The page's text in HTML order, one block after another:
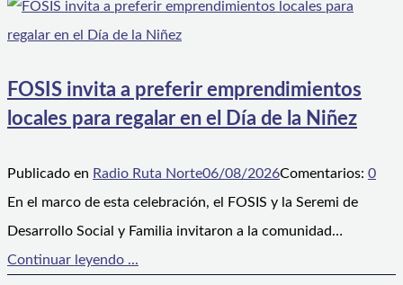
FOSIS invita a preferir emprendimientos
locales para regalar en el Día de la Niñez
Publicado en Radio Ruta Norte06/08/2026Comentarios: 0
En el marco de esta celebración, el FOSIS y la Seremi de
Desarrollo Social y Familia invitaron a la comunidad…
Continuar leyendo ...